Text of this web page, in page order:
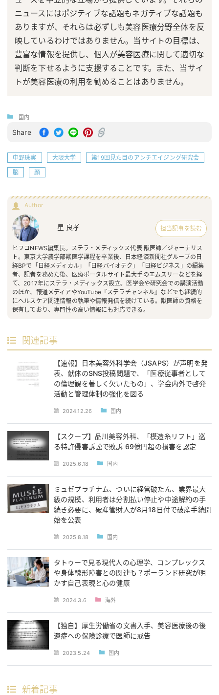
ニュースにはポジティブな話題もネガティブな話題も
ありますが、それらは必ずしも美容医療分野全体を反
映しているわけではありません。当サイトの目標は、
豊富な情報を提供し、個人が美容医療に関して適切な
判断を下せるように支援することです。また、当サイ
トが美容医療の利用を勧めることはありません。
国内
Share
中野珠実 大阪大学
第19回見た目のアンチエイジング研究会
脳
顔
Author
星 良孝 担当記事を読む
ヒフコNEWS編集長。ステラ・メディックス代表 獣医師／ジャーナリス
ト。東京大学農学部獣医学課程を卒業後、日本経済新聞社グループの日
経BPで「日経メディカル」「日経バイオテク」「日経ビジネス」の編集
者、記者を務めた後、医療ポータルサイト最大手のエムスリーなどを経
て、2017年にステラ・メディックス設立。医学会や研究会での講演活動
のほか、報道メディアやYouTube『ステラチャンネル』などでも継続的
にヘルスケア関連情報の執筆や情報発信を続けている。獣医師の資格を
保有しており、専門性の高い情報にも対応できる。
関連記事
【速報】日本美容外科学会（JSAPS）が声明を発
表、献体のSNS投稿問題で、「医療従事者として
の倫理観を著しく欠いたもの」、学会内外で啓発
活動と管理体制の強化を図る
2024.12.26 国内
【スクープ】品川美容外科、「模造糸リフト」巡
る特許侵害訴訟で敗訴 69億円超の損害を認定
2025.6.18 国内
ミュゼプラチナム、ついに経営破たん、業界最大
級の規模、利用者は分割払い停止や中途解約の手
続き必要に、破産管財人が8月18日付で破産手続開
始を公表
2025.8.18 国内
タトゥーで見る現代人の心理学、コンプレックス
や身体醜形障害との関連も？ポーランド研究が明
かす自己表現と心の健康
2024.3.6 海外
【独自】厚生労働省の文書入手、美容医療後の後
遺症への保険診療で医師に戒告
2023.5.24 国内
新着記事